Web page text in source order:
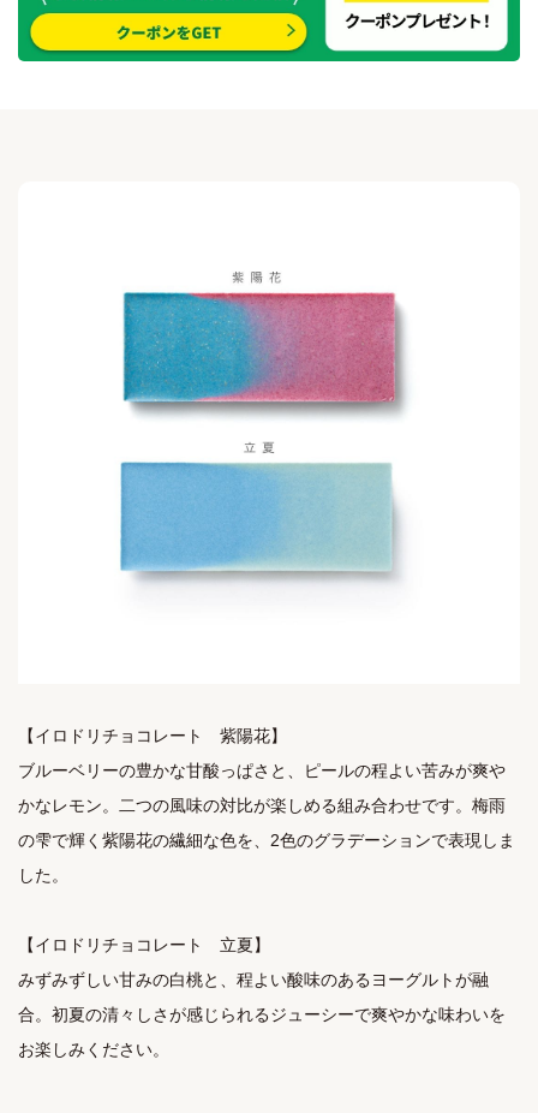
【イロドリチョコレート　紫陽花】
ブルーベリーの豊かな甘酸っぱさと、ピールの程よい苦みが爽や
かなレモン。二つの風味の対比が楽しめる組み合わせです。梅雨
の雫で輝く紫陽花の繊細な色を、2色のグラデーションで表現しま
した。
【イロドリチョコレート　立夏】
みずみずしい甘みの白桃と、程よい酸味のあるヨーグルトが融
合。初夏の清々しさが感じられるジューシーで爽やかな味わいを
お楽しみください。